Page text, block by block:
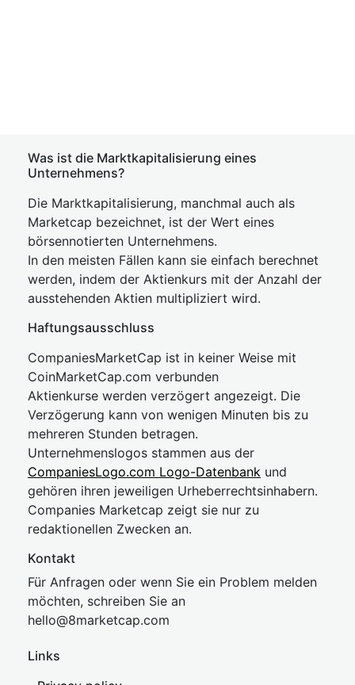
Was ist die Marktkapitalisierung eines
Unternehmens?
Die Marktkapitalisierung, manchmal auch als
Marketcap bezeichnet, ist der Wert eines
börsennotierten Unternehmens.
In den meisten Fällen kann sie einfach berechnet
werden, indem der Aktienkurs mit der Anzahl der
ausstehenden Aktien multipliziert wird.
Haftungsausschluss
CompaniesMarketCap ist in keiner Weise mit
CoinMarketCap.com verbunden
Aktienkurse werden verzögert angezeigt. Die
Verzögerung kann von wenigen Minuten bis zu
mehreren Stunden betragen.
Unternehmenslogos stammen aus der
CompaniesLogo.com Logo-Datenbank und
gehören ihren jeweiligen Urheberrechtsinhabern.
Companies Marketcap zeigt sie nur zu
redaktionellen Zwecken an.
Kontakt
Für Anfragen oder wenn Sie ein Problem melden
möchten, schreiben Sie an
hello@8marketcap.com
Links